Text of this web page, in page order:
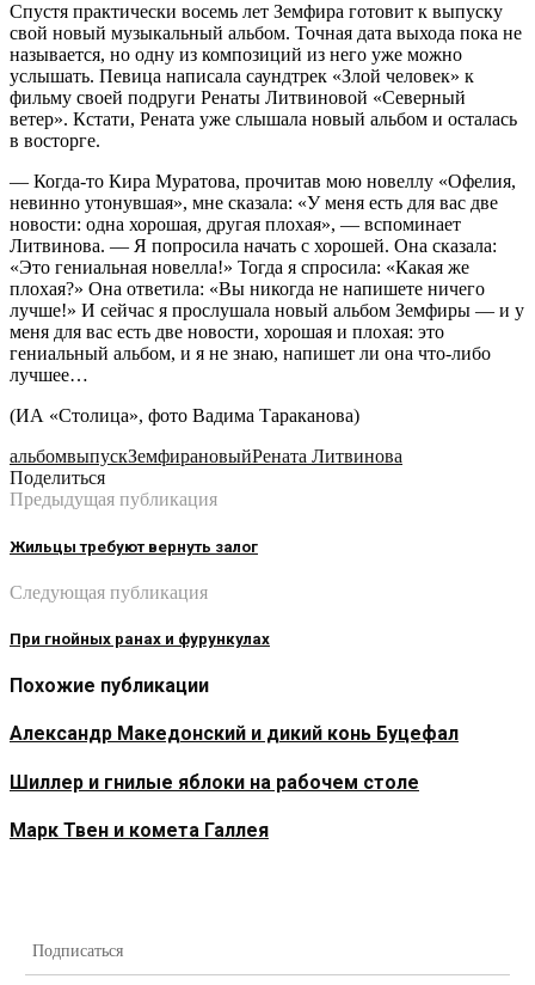
Спустя практически восемь лет Земфира готовит к выпуску
свой новый музыкальный альбом. Точная дата выхода пока не
называется, но одну из композиций из него уже можно
услышать. Певица написала саундтрек «Злой человек» к
фильму своей подруги Ренаты Литвиновой «Северный
ветер». Кстати, Рената уже слышала новый альбом и осталась
в восторге.
— Когда-то Кира Муратова, прочитав мою новеллу «Офелия,
невинно утонувшая», мне сказала: «У меня есть для вас две
новости: одна хорошая, другая плохая», — вспоминает
Литвинова. — Я попросила начать с хорошей. Она сказала:
«Это гениальная новелла!» Тогда я спросила: «Какая же
плохая?» Она ответила: «Вы никогда не напишете ничего
лучше!» И сейчас я прослушала новый альбом Земфиры — и у
меня для вас есть две новости, хорошая и плохая: это
гениальный альбом, и я не знаю, напишет ли она что-либо
лучшее…
(ИА «Столица», фото Вадима Тараканова)
альбомвыпускЗемфирановыйРената Литвинова
Поделиться
Предыдущая публикация
Жильцы требуют вернуть залог
Следующая публикация
При гнойных ранах и фурункулах
Похожие публикации
Александр Македонский и дикий конь Буцефал
Шиллер и гнилые яблоки на рабочем столе
Марк Твен и комета Галлея
Подписаться